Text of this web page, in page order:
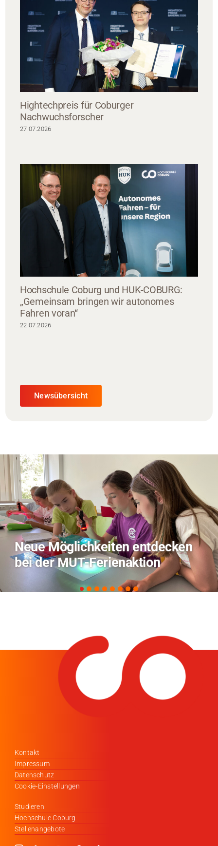
Hightechpreis für Coburger
Nachwuchsforscher
27.07.2026
Hochschule Coburg und HUK-COBURG:
„Gemeinsam bringen wir autonomes
Fahren voran“
22.07.2026
Newsübersicht
entdecken
TVO berichtet
zu KI in der
Kontakt
Impressum
Datenschutz
Cookie-Einstellungen
Studieren
Hochschule Coburg
Stellenangebote